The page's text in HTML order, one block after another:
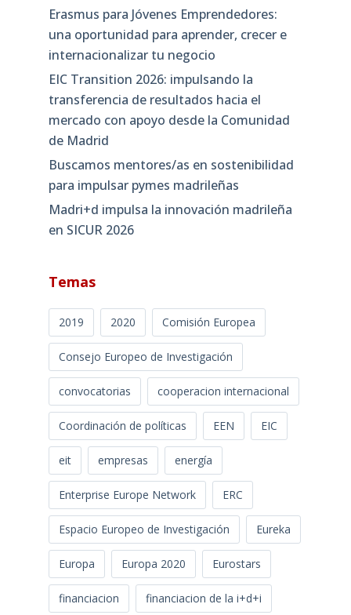
Erasmus para Jóvenes Emprendedores:
una oportunidad para aprender, crecer e
internacionalizar tu negocio
EIC Transition 2026: impulsando la
transferencia de resultados hacia el
mercado con apoyo desde la Comunidad
de Madrid
Buscamos mentores/as en sostenibilidad
para impulsar pymes madrileñas
Madri+d impulsa la innovación madrileña
en SICUR 2026
Temas
2019 2020 Comisión Europea
Consejo Europeo de Investigación
convocatorias cooperacion internacional
Coordinación de políticas EEN EIC
eit empresas energía
Enterprise Europe Network ERC
Espacio Europeo de Investigación Eureka
Europa Europa 2020 Eurostars
financiacion financiacion de la i+d+i